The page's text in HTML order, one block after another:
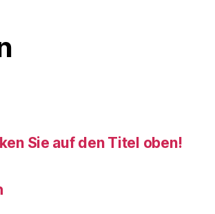
Sie auf den Titel oben!